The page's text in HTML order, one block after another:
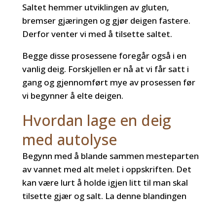
Saltet hemmer utviklingen av gluten,
bremser gjæringen og gjør deigen fastere.
Derfor venter vi med å tilsette saltet.
Begge disse prosessene foregår også i en
vanlig deig. Forskjellen er nå at vi får satt i
gang og gjennomført mye av prosessen før
vi begynner å elte deigen.
Hvordan lage en deig
med autolyse
Begynn med å blande sammen mesteparten
av vannet med alt melet i oppskriften. Det
kan være lurt å holde igjen litt til man skal
tilsette gjær og salt. La denne blandingen